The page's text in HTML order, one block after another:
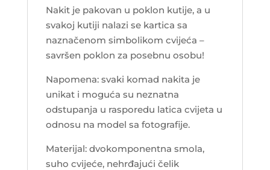
Nakit je pakovan u poklon kutije, a u
svakoj kutiji nalazi se kartica sa
naznačenom simbolikom cvijeća –
savršen poklon za posebnu osobu!
Napomena: svaki komad nakita je
unikat i moguća su neznatna
odstupanja u rasporedu latica cvijeta u
odnosu na model sa fotografije.
Materijal: dvokomponentna smola,
suho cvijeće, nehrđajući čelik